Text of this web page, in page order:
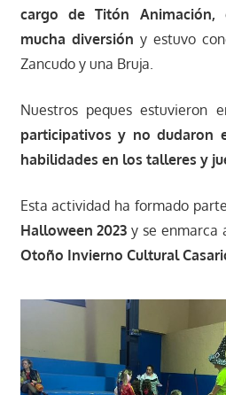
cargo de Titón
mucha diversión y estuvo
Zancudo y una Bruja.
Nuestros peques estuvieron
participativos y no dudaron
habilidades en los talleres y
Esta actividad ha formado
Halloween 2023 y se enmarca
Otoño Invierno Cultural